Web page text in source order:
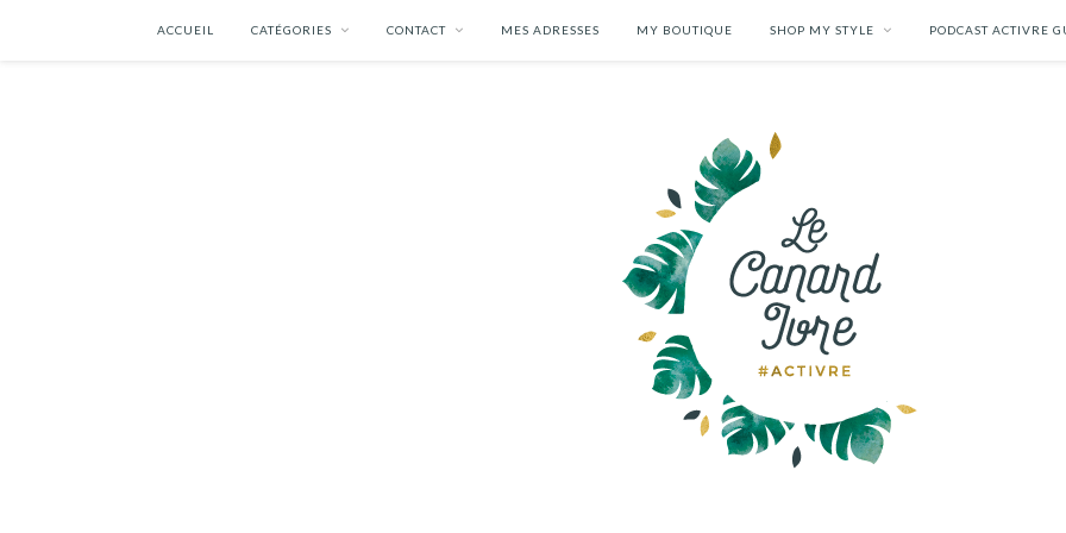
ACCUEIL CATÉGORIES CONTACT MES ADRESSES MY BOUTIQUE SHOP MY STYLE PODCAST ACTIVRE